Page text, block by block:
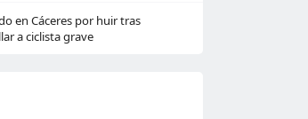
en Cáceres por huir tras
a ciclista grave